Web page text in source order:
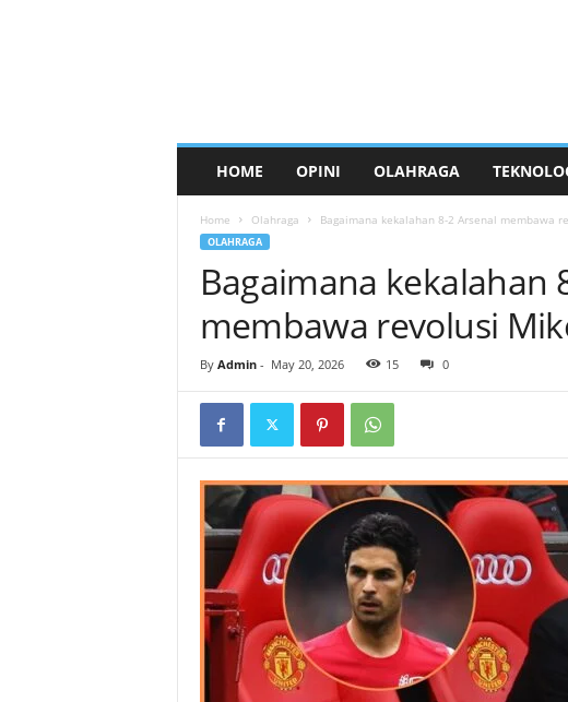
HOME OPINI OLAHRAGA
Home Olahraga Bagaimana kekalahan 8-2 Arsenal membawa
OLAHRAGA
Bagaimana kekalahan
membawa revolusi
By Admin- May 20, 2026 15 0